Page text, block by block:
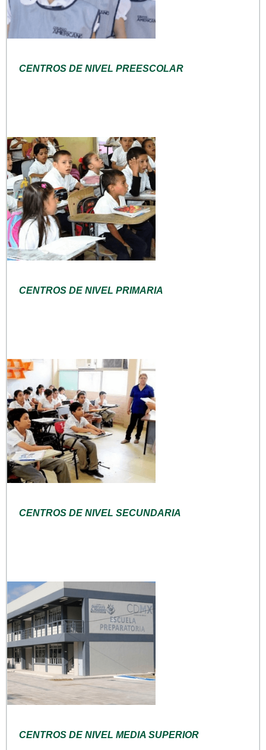
CENTROS DE NIVEL PREESCOLAR
CENTROS DE NIVEL PRIMARIA
CENTROS DE NIVEL SECUNDARIA
CENTROS DE NIVEL MEDIA SUPERIOR